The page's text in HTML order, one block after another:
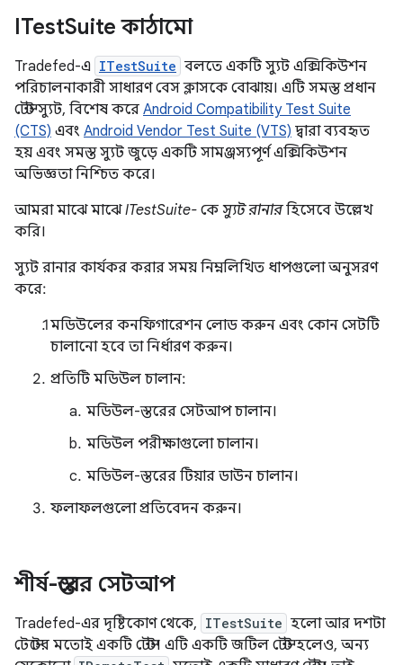
ITestSuite কাঠামো
Tradefed-এ ITestSuite বলতে একটি স্যুট এক্সিকিউশন
পরিচালনাকারী সাধারণ বেস ক্লাসকে বোঝায়। এটি সমস্ত প্রধান
টেস্ট স্যুট, বিশেষ করে Android Compatibility Test Suite
(CTS) এবং Android Vendor Test Suite (VTS) দ্বারা ব্যবহৃত
হয় এবং সমস্ত স্যুট জুড়ে একটি সামঞ্জস্যপূর্ণ এক্সিকিউশন
অভিজ্ঞতা নিশ্চিত করে।
আমরা মাঝে মাঝেITestSuite- কে স্যুট রানারহিসেবে উল্লেখ
করি।
স্যুট রানার কার্যকর করার সময় নিম্নলিখিত ধাপগুলো অনুসরণ
করে:
মডিউলের কনফিগারেশন লোড করুন এবং কোন সেটটি
চালানো হবে তা নির্ধারণ করুন।
প্রতিটি মডিউল চালান:
মডিউল-স্তরের সেটআপ চালান।
মডিউল পরীক্ষাগুলো চালান।
মডিউল-স্তরের টিয়ার ডাউন চালান।
ফলাফলগুলো প্রতিবেদন করুন।
শীর্ষ-স্তরের সেটআপ
Tradefed-এর দৃষ্টিকোণ থেকে, ITestSuite হলো আর দশটা
টেস্টের মতোই একটি টেস্ট। এটি একটি জটিল টেস্ট হলেও, অন্য